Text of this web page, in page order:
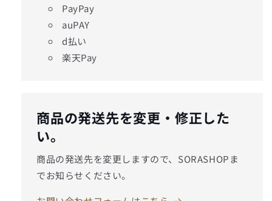
PayPay
auPAY
d払い
楽天Pay
商品の発送先を変更・修正した
い。
商品の発送先を変更しますので、SORASHOPま
でお知らせください。